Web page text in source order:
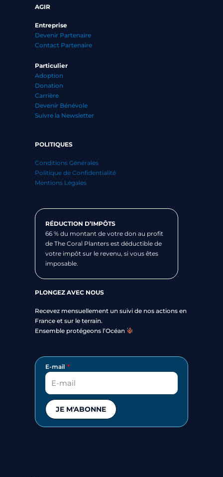
AGIR
Entreprise
Devenir Partenaire
Contact Partenaire
Particulier
Adoption
Donation
Carrière
Devenir Bénévole
Suivre la Newsletter
POLITIQUES
Conditions Générales
Politique de Confidentialité
Mentions Légales
RÉDUCTION D’IMPÔTS
66 % du montant de votre don au profit
de The Coral Planters est déductible de
votre impôt sur le revenu, si vous êtes
imposable.
PLONGEZ AVEC NOUS
Recevez mensuellement un suivi de nos actions en
France et sur le terrain.
Ensemble protégeons l’Océan
E-mail
JE M'ABONNE